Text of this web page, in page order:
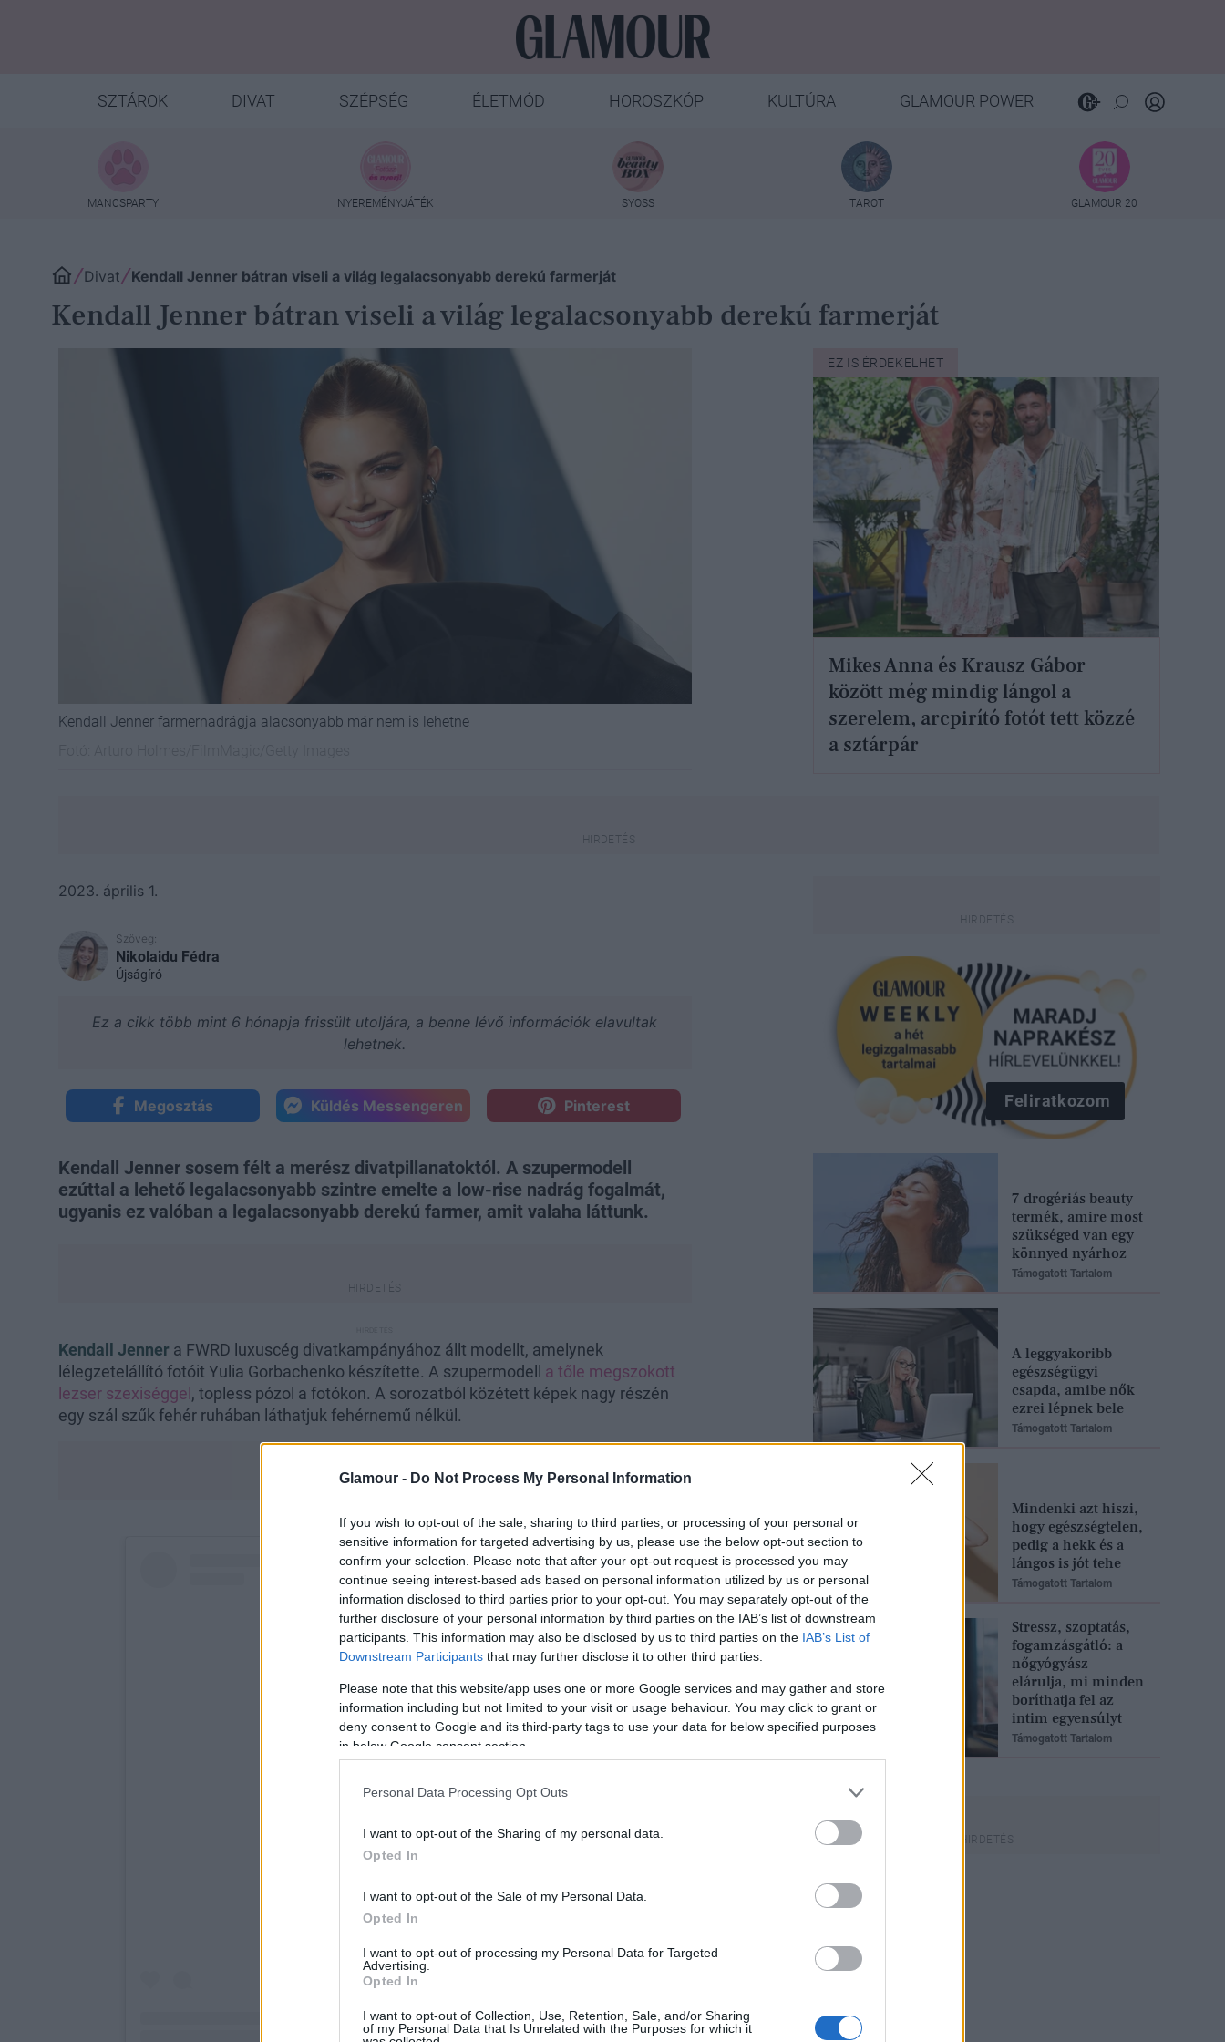
Glamour - Do Not Process My Personal Information
If you wish to opt-out of the sale, sharing to third parties, or processing of your personal or
sensitive information for targeted advertising by us, please use the below opt-out section to
confirm your selection. Please note that after your opt-out request is processed you may
continue seeing interest-based ads based on personal information utilized by us or personal
information disclosed to third parties prior to your opt-out. You may separately opt-out of the
further disclosure of your personal information by third parties on the IAB’s list of downstream
participants. This information may also be disclosed by us to third parties on the IAB’s List of
Downstream Participants that may further disclose it to other third parties.
Please note that this website/app uses one or more Google services and may gather and store
information including but not limited to your visit or usage behaviour. You may click to grant or
deny consent to Google and its third-party tags to use your data for below specified purposes
in below Google consent section.
Personal Data Processing Opt Outs
I want to opt-out of the Sharing of my personal data.
Opted In
I want to opt-out of the Sale of my Personal Data.
Opted In
I want to opt-out of processing my Personal Data for Targeted
Advertising.
Opted In
I want to opt-out of Collection, Use, Retention, Sale, and/or Sharing
of my Personal Data that Is Unrelated with the Purposes for which it
SZTÁROK DIVAT SZÉPSÉG ÉLETMÓD HOROSZKÓP KULTÚRA GLAMOUR POWER
MANCSPARTY NYEREMÉNYJÁTÉK SYOSS TAROT GLAMOUR 20
Divat Kendall Jenner bátran viseli a világ legalacsonyabb derekú farmerját
Kendall Jenner bátran viseli a világ legalacsonyabb derekú farmerját
Kendall Jenner farmernadrágja alacsonyabb már nem is lehetne
EZ IS ÉRDEKELHET
Mikes Anna és Krausz Gábor
között még mindig lángol a
szerelem, arcpirító fotót tett közzé
a sztárpár
2023. április 1.
Szöveg:
Nikolaidu Fédra
Újságíró
Ez a cikk több mint 6 hónapja frissült utoljára, a benne lévő információk elavultak
lehetnek.
Megosztás Küldés Messengeren Pinterest
Kendall Jenner sosem félt a merész divatpillanatoktól. A szupermodell
ezúttal a lehető legalacsonyabb szintre emelte a low-rise nadrág fogalmát,
ugyanis ez valóban a legalacsonyabb derekú farmer, amit valaha láttunk.
Kendall Jenner a FWRD luxuscég divatkampányához állt modellt, amelynek
lélegzetelállító fotóit Yulia Gorbachenko készítette. A szupermodell a tőle megszokott
lezser szexiséggel, topless pózol a fotókon. A sorozatból közétett képek nagy részén
egy szál szűk fehér ruhában láthatjuk fehérnemű nélkül.
Feliratkozom
7 drogériás beauty
termék, amire most
szükséged van egy
könnyed nyárhoz
Támogatott Tartalom
A leggyakoribb
egészségügyi
csapda, amibe nők
ezrei lépnek bele
Támogatott Tartalom
Mindenki azt hiszi,
hogy egészségtelen,
pedig a hekk és a
lángos is jót tehe
Támogatott Tartalom
Stressz, szoptatás,
fogamzásgátló: a
nőgyógyász
elárulja, mi minden
boríthatja fel az
intim egyensúlyt
Támogatott Tartalom